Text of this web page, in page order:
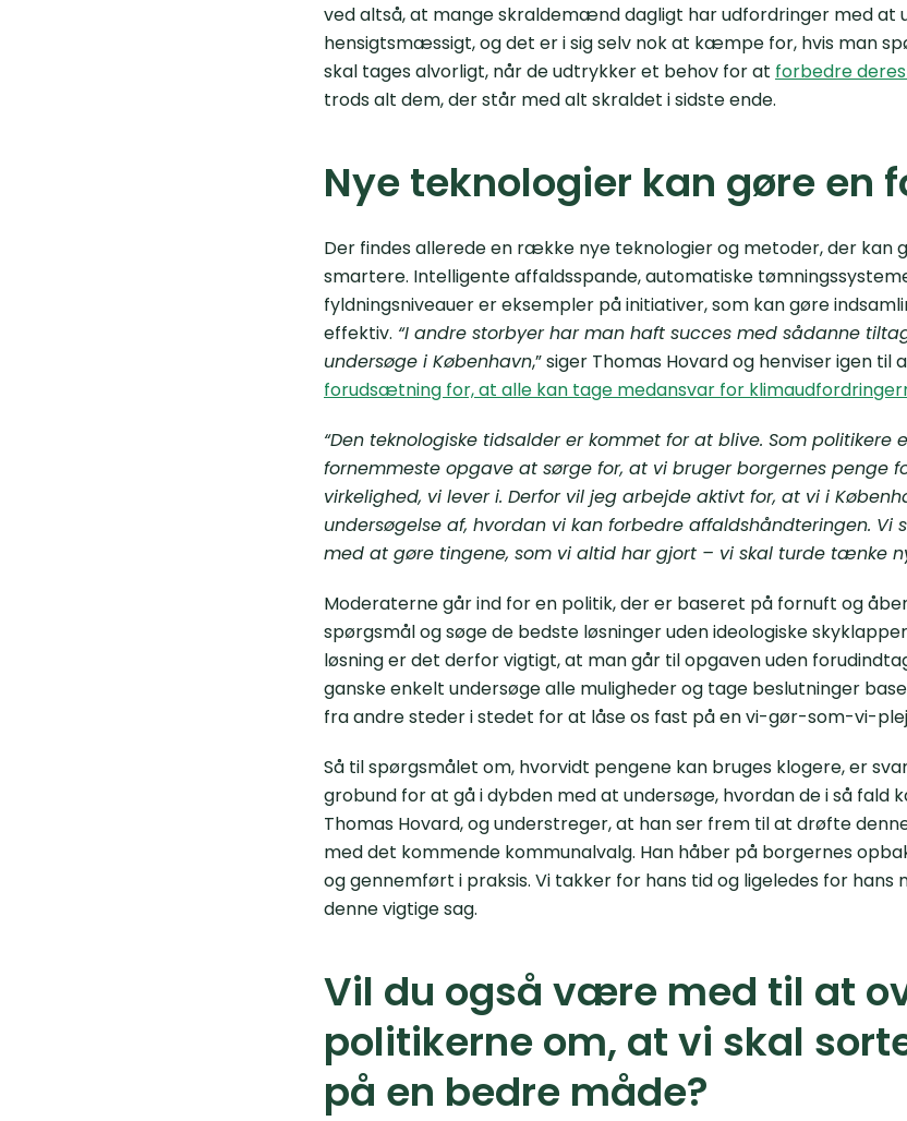
ved altså, at mange skraldemænd dagligt har udfordringer med at
hensigtsmæssigt, og det er i sig selv nok at kæmpe for, hvis man
skal tages alvorligt, når de udtrykker et behov for at forbedre
trods alt dem, der står med alt skraldet i sidste ende.
Nye teknologier kan gøre en
Der findes allerede en række nye teknologier og metoder, der kan
smartere. Intelligente affaldsspande, automatiske
fyldningsniveauer er eksempler på initiativer, som kan gøre
effektiv. “I andre storbyer har man haft succes med sådanne
undersøge i København,” siger Thomas Hovard og henviser igen til
forudsætning for, at alle kan tage medansvar for
“Den teknologiske tidsalder er kommet for at blive. Som politikere
fornemmeste opgave at sørge for, at vi bruger borgernes penge
virkelighed, vi lever i. Derfor vil jeg arbejde aktivt for, at vi i
undersøgelse af, hvordan vi kan forbedre affaldshåndteringen.
med at gøre tingene, som vi altid har gjort – vi skal turde tænke
Moderaterne går ind for en politik, der er baseret på fornuft og
spørgsmål og søge de bedste løsninger uden ideologiske
løsning er det derfor vigtigt, at man går til opgaven uden
ganske enkelt undersøge alle muligheder og tage beslutninger
fra andre steder i stedet for at låse os fast på en vi-gør-som-vi-
Så til spørgsmålet om, hvorvidt pengene kan bruges klogere, er
grobund for at gå i dybden med at undersøge, hvordan de i så fald
Thomas Hovard, og understreger, at han ser frem til at drøfte
med det kommende kommunalvalg. Han håber på borgernes
og gennemført i praksis. Vi takker for hans tid og ligeledes for hans
denne vigtige sag.
Vil du også være med til at
politikerne om, at vi skal
på en bedre måde?